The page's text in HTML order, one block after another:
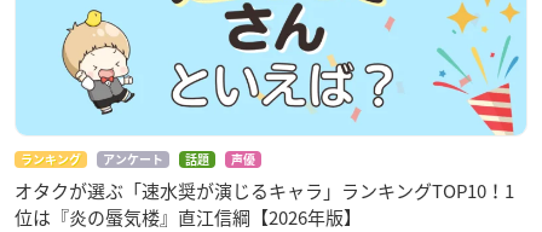
ランキング アンケート 話題 声優
オタクが選ぶ「速水奨が演じるキャラ」ランキングTOP10！1
位は『炎の蜃気楼』直江信綱【2026年版】